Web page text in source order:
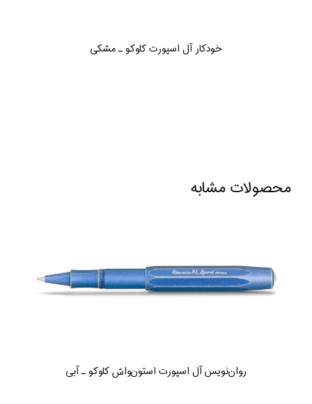
خودکار آل اسپورت کاوکو ـ مشکی
محصولات مشابه
روان‌نویس آل‌ اسپورت استون‌واش کاوکو ـ آبی